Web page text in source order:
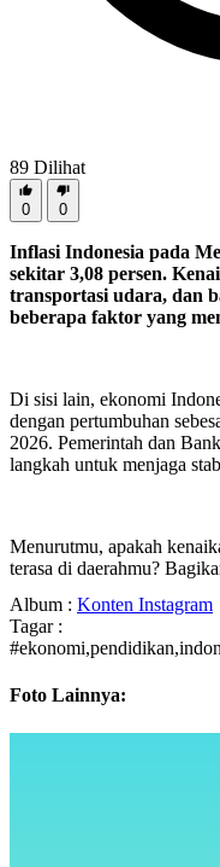
89 Dilihat
0 0
Inflasi Indonesia pada
sekitar 3,08 persen.
transportasi udara, dan
beberapa faktor yang
Di sisi lain, ekonomi
dengan pertumbuhan
2026. Pemerintah dan
langkah untuk menjaga
Menurutmu, apakah
terasa di daerahmu?
Album : Konten Instagram
Tagar :
Foto Lainnya: